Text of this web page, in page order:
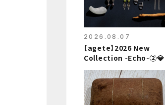
2026.08.07
【agete】2026 New
Collection -Echo-②💎